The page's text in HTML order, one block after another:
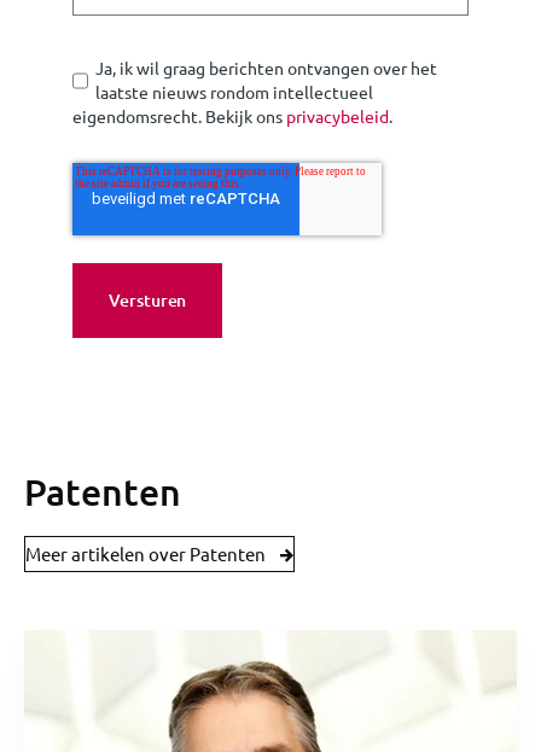
Ja, ik wil graag berichten ontvangen over het
laatste nieuws rondom intellectueel
eigendomsrecht. Bekijk ons privacybeleid.
Patenten
Meer artikelen over Patenten